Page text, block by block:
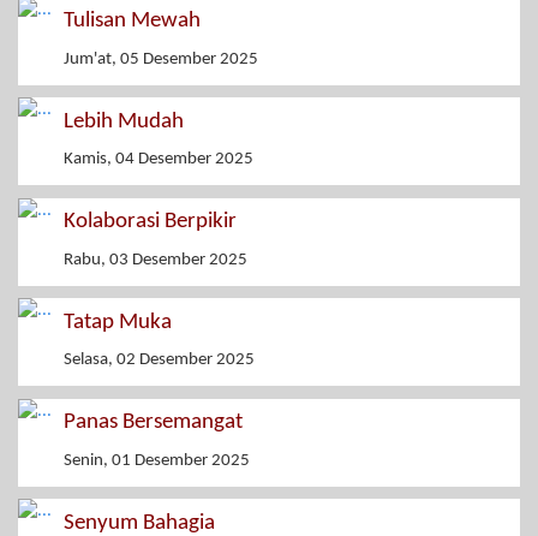
Tulisan Mewah
Jum'at, 05 Desember 2025
Lebih Mudah
Kamis, 04 Desember 2025
Kolaborasi Berpikir
Rabu, 03 Desember 2025
Tatap Muka
Selasa, 02 Desember 2025
Panas Bersemangat
Senin, 01 Desember 2025
Senyum Bahagia